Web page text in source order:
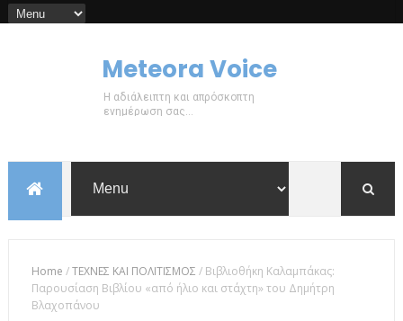
Meteora Voice
Η αδιάλειπτη και απρόσκοπτη
ενημέρωση σας...
Home /ΤΕΧΝΕΣ ΚΑΙ ΠΟΛΙΤΙΣΜΟΣ / Βιβλιοθήκη Καλαμπάκας:
Παρουσίαση Βιβλίου «από ήλιο και στάχτη» του Δημήτρη
Βλαχοπάνου